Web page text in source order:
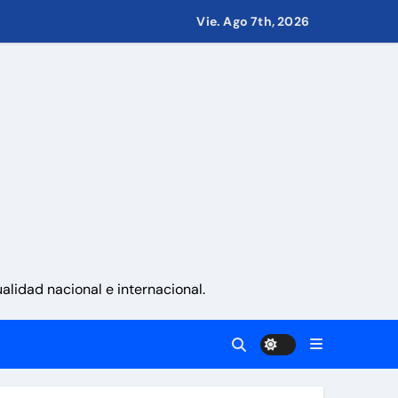
por parte de personas con vínculos familiares
con propósito»
7 de agosto 2026
Vie. Ago 7th, 2026
nacional e internacional.